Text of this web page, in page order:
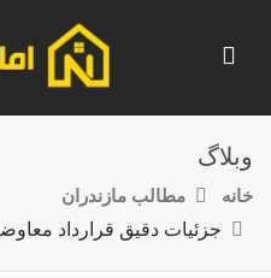
وبلاگ
خانه
مطالب مازندران
جزئیات دقیق قرارداد